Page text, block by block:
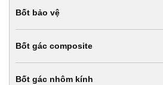
Bốt bảo vệ
Bốt gác composite
Bốt gác nhôm kính